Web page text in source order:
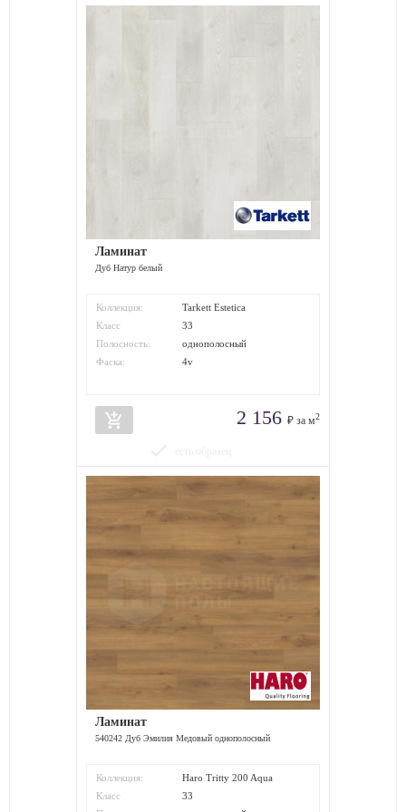
Ламинат
Дуб Натур белый
Коллекция:
Tarkett Estetica
Класс
износостойкости:
33
Полосность:
однополосный
Фаска:
4v
add_shopping_cart 2 156 ₽ за м2
Ламинат
540242 Дуб Эмилия Медовый однополосный
Коллекция:
Haro Tritty 200 Aqua
Класс
33